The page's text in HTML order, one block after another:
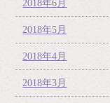
2018年6月
2018年5月
2018年4月
2018年3月